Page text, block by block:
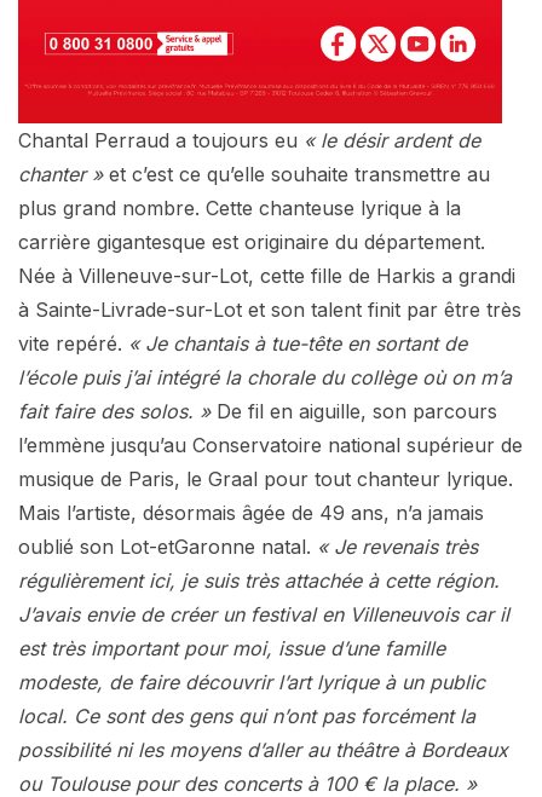
Chantal Perraud a toujours eu « le désir ardent de
chanter »et c’est ce qu’elle souhaite transmettre au
plus grand nombre. Cette chanteuse lyrique à la
carrière gigantesque est originaire du département.
Née à Villeneuve-sur-Lot, cette fille de Harkis a grandi
à Sainte-Livrade-sur-Lot et son talent finit par être très
vite repéré. « Je chantais à tue-tête en sortant de
l’école puis j’ai intégré la chorale du collège où on m’a
fait faire des solos. » De fil en aiguille, son parcours
l’emmène jusqu’au Conservatoire national supérieur de
musique de Paris, le Graal pour tout chanteur lyrique.
Mais l’artiste, désormais âgée de 49 ans, n’a jamais
oublié son Lot-etGaronne natal. « Je revenais très
régulièrement ici, je suis très attachée à cette région.
J’avais envie de créer un festival en Villeneuvois car il
est très important pour moi, issue d’une famille
modeste, de faire découvrir l’art lyrique à un public
local. Ce sont des gens qui n’ont pas forcément la
possibilité ni les moyens d’aller au théâtre à Bordeaux
ou Toulouse pour des concerts à 100 € la place. »